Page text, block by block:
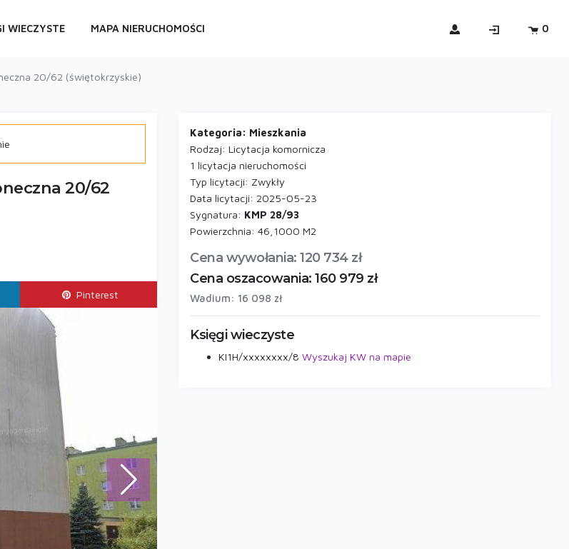
WIECZYSTE MAPA NIERUCHOMOŚCI 0
20/62 (świętokrzyskie)
20/62
Pinterest
Kategoria: Mieszkania
Rodzaj: Licytacja komornicza
1 licytacja nieruchomości
Typ licytacji: Zwykły
Data licytacji: 2025-05-23
Sygnatura: KMP 28/93
Powierzchnia: 46,1000 M2
Cena wywołania: 120 734 zł
Cena oszacowania: 160 979 zł
Wadium: 16 098 zł
Księgi wieczyste
KI1H/xxxxxxxx/8Wyszukaj KW na mapie